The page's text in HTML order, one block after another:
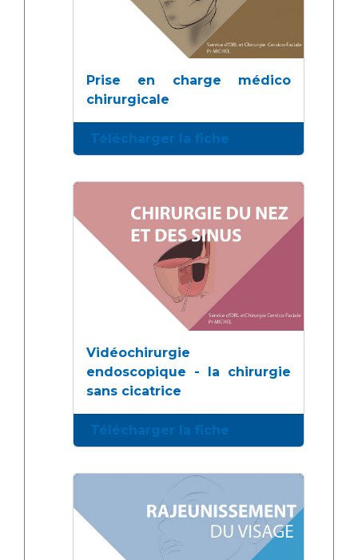
Prise en charge médico
chirurgicale
Télécharger la fiche
Vidéochirurgie
endoscopique - la chirurgie
sans cicatrice
Télécharger la fiche